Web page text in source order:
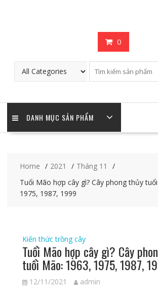
0
DANH MỤC SẢN PHẨM
Home 2021
Tháng 11
Tuổi Mão hợp cây gì? Cây phong thủy
1975, 1987, 1999
Kiến thức trồng cây
Tuổi Mão hợp cây gì? Cây
tuổi Mão: 1963, 1975, 1987,
12/11/2021 admin